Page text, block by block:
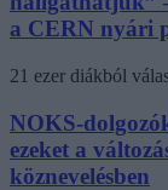
a CERN nyári
21 ezer diákból
NOKS-
ezeket a
köznevelésben